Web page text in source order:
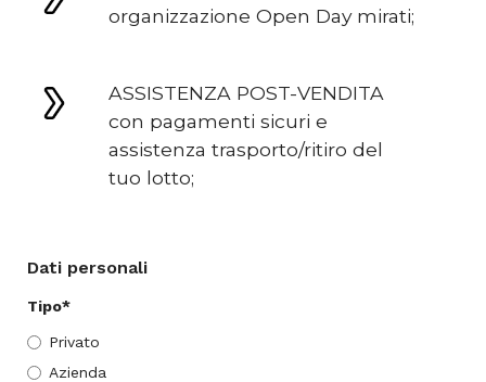
organizzazione Open Day mirati;
ASSISTENZA POST-VENDITA
con pagamenti sicuri e
assistenza trasporto/ritiro del
tuo lotto;
Dati personali
Tipo*
Privato
Azienda